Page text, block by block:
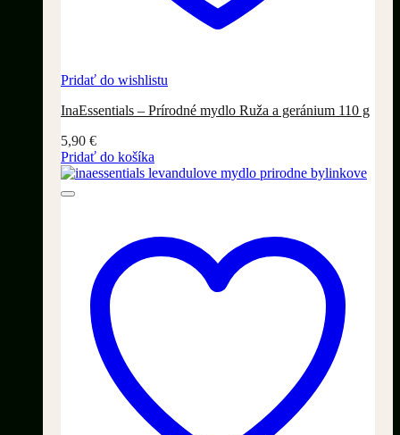
Pridať do wishlistu
InaEssentials – Prírodné mydlo Ruža a geránium 110 g
5,90 €
Pridať do košíka